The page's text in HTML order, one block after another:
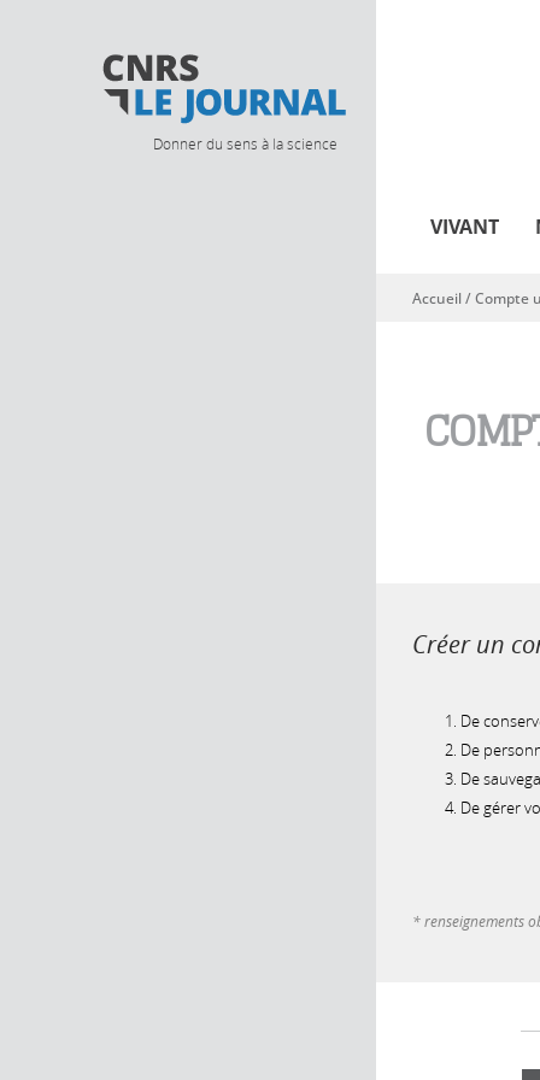
Donner du sens à la science
VIVANT
Vous êtes ici
Accueil/Compte
Créer un
De
De
De
De gérer
* renseignements